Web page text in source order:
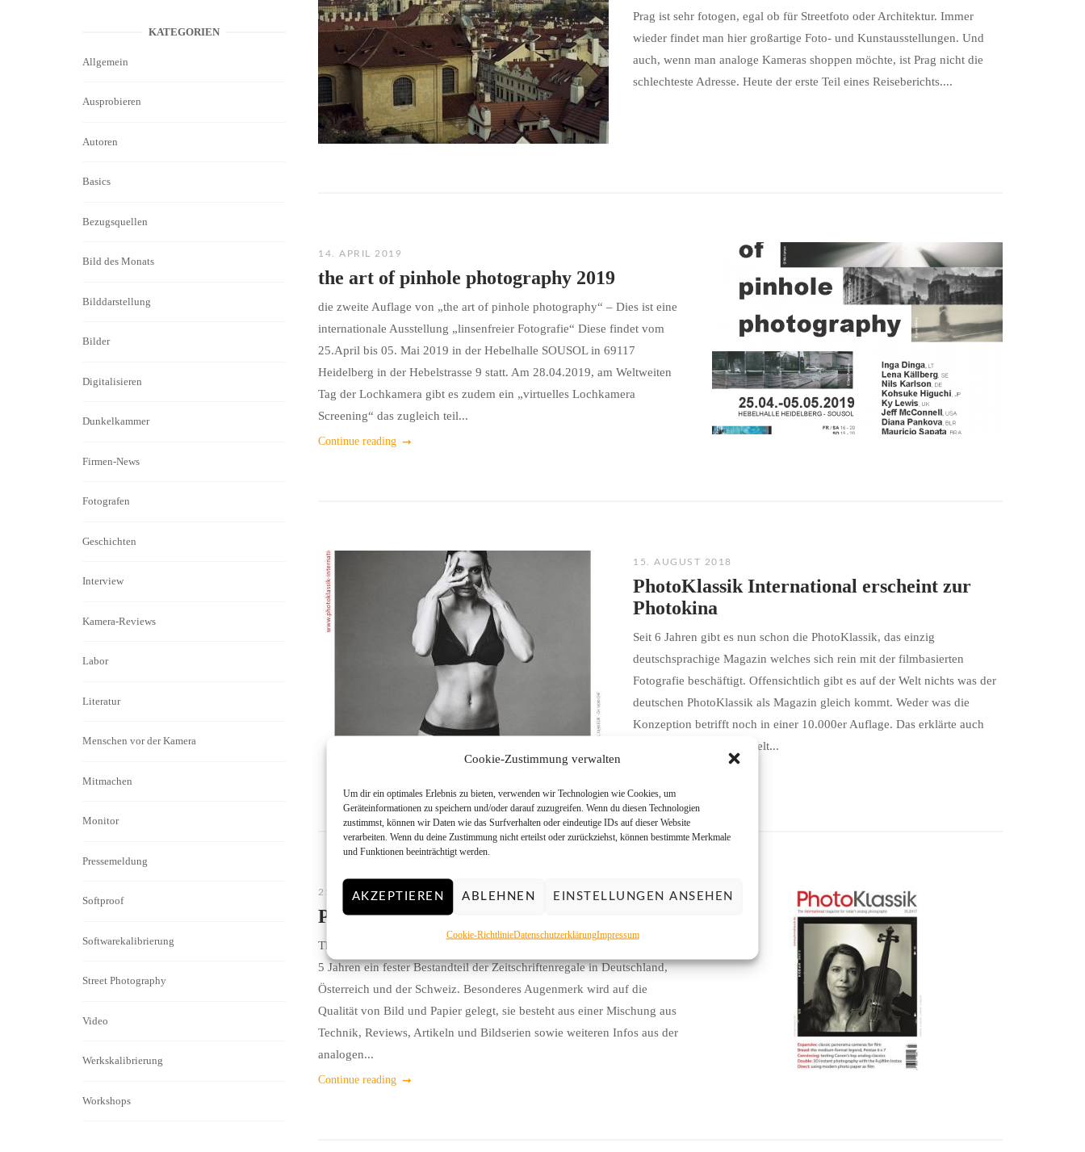
Cookie-Zustimmung verwalten
Um dir ein optimales Erlebnis zu bieten, verwenden wir Technologien wie Cookies, um
Geräteinformationen zu speichern und/oder darauf zuzugreifen. Wenn du diesen Technologien
zustimmst, können wir Daten wie das Surfverhalten oder eindeutige IDs auf dieser Website
verarbeiten. Wenn du deine Zustimmung nicht erteilst oder zurückziehst, können bestimmte Merkmale
und Funktionen beeinträchtigt werden.
AKZEPTIEREN ABLEHNEN EINSTELLUNGEN ANSEHEN
Cookie-RichtlinieDatenschutzerklärungImpressum
Prag ist sehr fotogen, egal ob für Streetfoto oder Architektur. Immer
wieder findet man hier großartige Foto- und Kunstausstellungen. Und
auch, wenn man analoge Kameras shoppen möchte, ist Prag nicht die
schlechteste Adresse. Heute der erste Teil eines Reiseberichts....
14. APRIL 2019
the art of pinhole photography 2019
die zweite Auflage von „the art of pinhole photography“ – Dies ist eine
internationale Ausstellung „linsenfreier Fotografie“ Diese findet vom
25.April bis 05. Mai 2019 in der Hebelhalle SOUSOL in 69117
Heidelberg in der Hebelstrasse 9 statt. Am 28.04.2019, am Weltweiten
Tag der Lochkamera gibt es zudem ein „virtuelles Lochkamera
Screening“ das zugleich teil...
Continue reading
15. AUGUST 2018
PhotoKlassik International erscheint zur
Photokina
Seit 6 Jahren gibt es nun schon die PhotoKlassik, das einzig
deutschsprachige Magazin welches sich rein mit der filmbasierten
Fotografie beschäftigt. Offensichtlich gibt es auf der Welt nichts was der
deutschen PhotoKlassik als Magazin gleich kommt. Weder was die
Konzeption betrifft noch in einer 10.000er Auflage. Das erklärte auch
die Anfragen aus aller Welt...
25. JUNI 2017
PhotoKlassik International
The english version can be found here. Die PhotoKlassik ist nun seit fast
5 Jahren ein fester Bestandteil der Zeitschriftenregale in Deutschland,
Österreich und der Schweiz. Besonderes Augenmerk wird auf die
Qualität von Bild und Papier gelegt, sie besteht aus einer Mischung aus
Technik, Reviews, Artikeln und Bildserien sowie weiteren Infos aus der
analogen...
Continue reading
KATEGORIEN
Allgemein
Ausprobieren
Autoren
Basics
Bezugsquellen
Bild des Monats
Bilddarstellung
Bilder
Digitalisieren
Dunkelkammer
Firmen-News
Fotografen
Geschichten
Interview
Kamera-Reviews
Labor
Literatur
Menschen vor der Kamera
Mitmachen
Monitor
Pressemeldung
Softproof
Softwarekalibrierung
Street Photography
Video
Werkskalibrierung
Workshops